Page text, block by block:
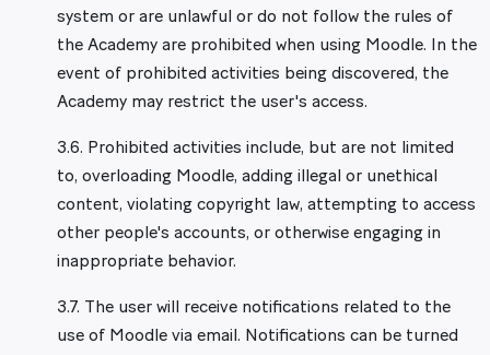
system or are unlawful or do not follow the rules of
the Academy are prohibited when using Moodle. In the
event of prohibited activities being discovered, the
Academy may restrict the user's access.
3.6. Prohibited activities include, but are not limited
to, overloading Moodle, adding illegal or unethical
content, violating copyright law, attempting to access
other people's accounts, or otherwise engaging in
inappropriate behavior.
3.7. The user will receive notifications related to the
use of Moodle via email. Notifications can be turned